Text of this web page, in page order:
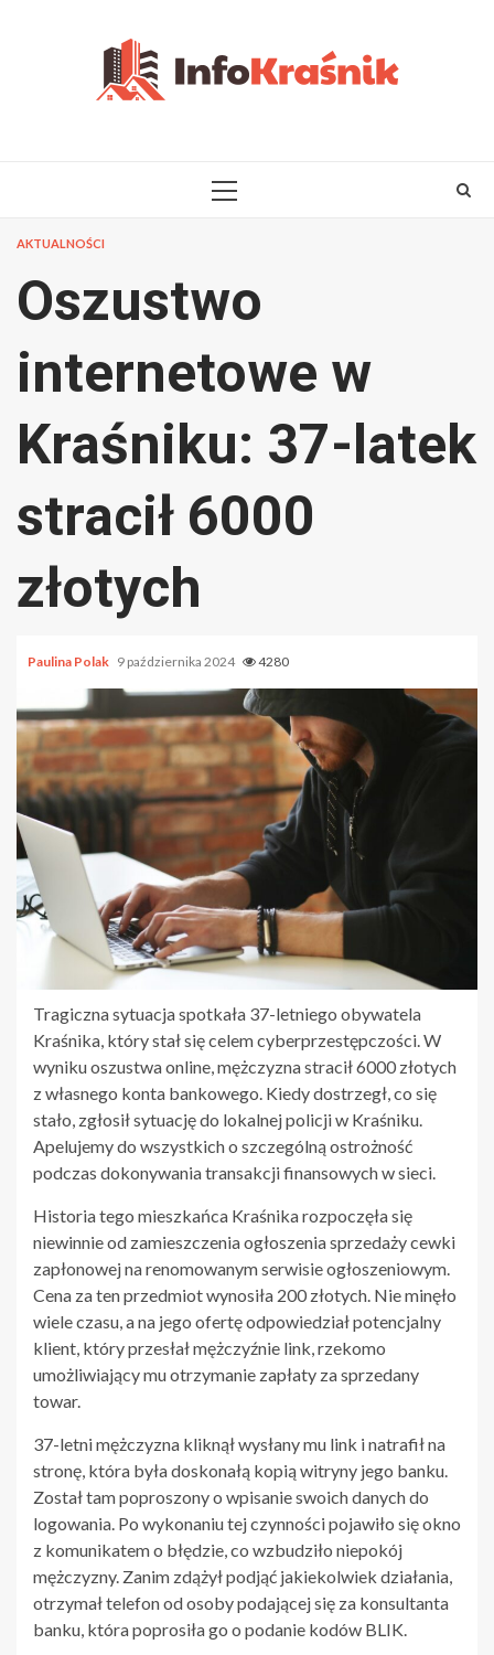
PRIMARY
AKTUALNOŚCI
Oszustwo
internetowe w
Kraśniku: 37-latek
stracił 6000
złotych
Paulina Polak 9 października 2024 4280
Tragiczna sytuacja spotkała 37-letniego obywatela
Kraśnika, który stał się celem cyberprzestępczości. W
wyniku oszustwa online, mężczyzna stracił 6000 złotych
z własnego konta bankowego. Kiedy dostrzegł, co się
stało, zgłosił sytuację do lokalnej policji w Kraśniku.
Apelujemy do wszystkich o szczególną ostrożność
podczas dokonywania transakcji finansowych w sieci.
Historia tego mieszkańca Kraśnika rozpoczęła się
niewinnie od zamieszczenia ogłoszenia sprzedaży cewki
zapłonowej na renomowanym serwisie ogłoszeniowym.
Cena za ten przedmiot wynosiła 200 złotych. Nie minęło
wiele czasu, a na jego ofertę odpowiedział potencjalny
klient, który przesłał mężczyźnie link, rzekomo
umożliwiający mu otrzymanie zapłaty za sprzedany
towar.
37-letni mężczyzna kliknął wysłany mu link i natrafił na
stronę, która była doskonałą kopią witryny jego banku.
Został tam poproszony o wpisanie swoich danych do
logowania. Po wykonaniu tej czynności pojawiło się okno
z komunikatem o błędzie, co wzbudziło niepokój
mężczyzny. Zanim zdążył podjąć jakiekolwiek działania,
otrzymał telefon od osoby podającej się za konsultanta
banku, która poprosiła go o podanie kodów BLIK.